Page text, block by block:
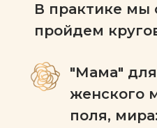
"Мама"
женского
поля,
В практике мы
пройдем